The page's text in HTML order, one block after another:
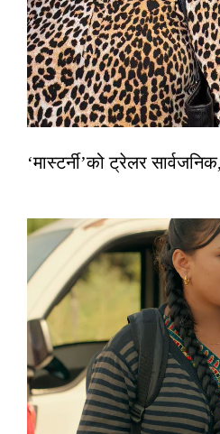
‘मास्टर्नी’को ट्रेलर